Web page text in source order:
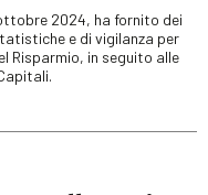
2024, ha fornito dei
e di vigilanza per
Risparmio, in seguito alle